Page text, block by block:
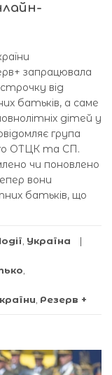
запрацювала
від
батьків, а саме
дітей у
група
ОТЦК та СП.
чи поновлено
вони
батьків, що
Україна
Резерв +